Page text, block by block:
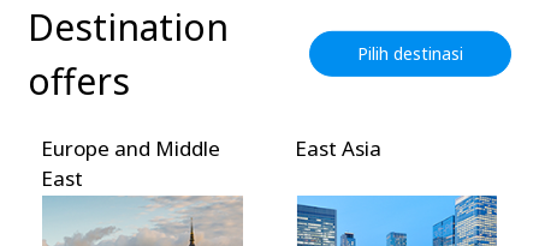
Destination
offers
Pilih destinasi
Europe and Middle
East
East Asia